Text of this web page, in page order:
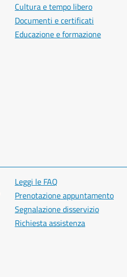
Cultura e tempo libero
Documenti e certificati
Educazione e formazione
Leggi le FAQ
Prenotazione appuntamento
Segnalazione disservizio
Richiesta assistenza